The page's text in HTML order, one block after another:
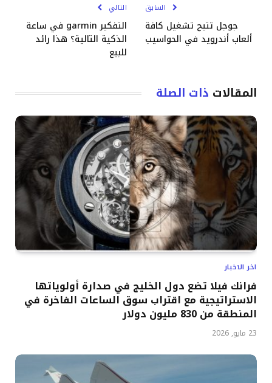
السابق
جوجل تتيح تشغيل كافة
ألعاب أندرويد في الحواسيب
التالي
التفكير garmin في ساعة
الذكية التالية؟ هذا رائد
للبيع
المقالات ذات الصلة
اخر الاخبار
فرانك فيلا تضع دول الخليج في صدارة أولوياتها
الاستراتيجية مع اقتراب سوق الساعات الفاخرة في
المنطقة من 830 مليون دولار
23 مايو, 2026